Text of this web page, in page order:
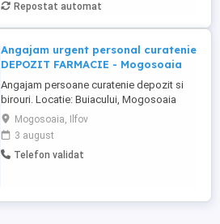
Repostat automat
Angajam urgent personal curatenie
DEPOZIT FARMACIE - Mogosoaia
Angajam persoane curatenie depozit si
birouri. Locatie: Buiacului, Mogosoaia
Program: tura 1 de la 6.00 la 14.00; tura 2
de la 14.00 la 22.00. Conditii excelente de
lucru si salariu negociabil. De preferat
persoane care locuiesc in zona. Pentru
Mogosoaia, Ilfov
3 august
Telefon validat